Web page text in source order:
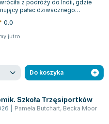
z podróży do Indii, gdzie
pałac dziwacznego
tej wizyty poznała...
0.0
jutro
Do koszyka
Szkoła Trzęsiportków
Pamela Butchart, Becka Moor